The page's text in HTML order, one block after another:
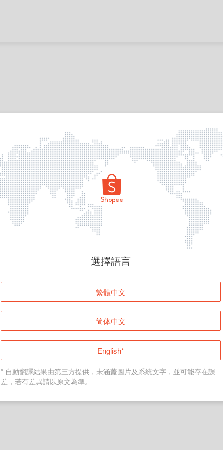
頁面無法顯示
登入
返回首頁
選擇語言
繁體中文
简体中文
English*
* 自動翻譯結果由第三方提供，未涵蓋圖片及系統文字，並可能存在誤
差，若有差異請以原文為準。